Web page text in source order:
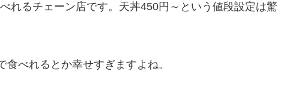
れるチェーン店です。天丼450円～という値段設定は驚
べれるとか幸せすぎますよね。